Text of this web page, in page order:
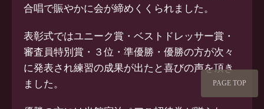
合唱で賑やかに会が締めくくられました。
表彰式ではユニーク賞・ベストドレッサー賞・
審査員特別賞・３位・準優勝・優勝の方が次々
に発表され練習の成果が出たと喜びの声を頂き
ました。
PAGE TOP